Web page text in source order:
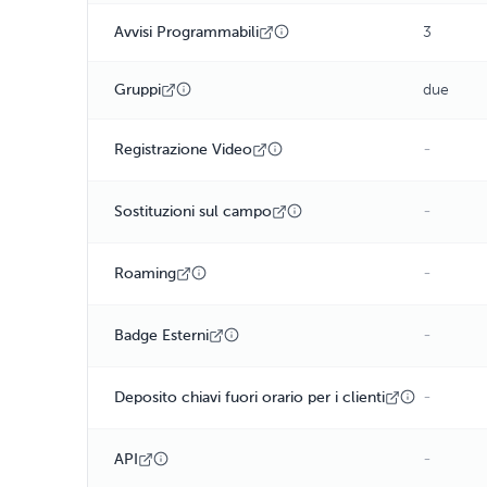
Avvisi Programmabili 3
Gruppi due
Registrazione Video -
Sostituzioni sul campo -
Roaming -
Badge Esterni -
Deposito chiavi fuori orario per i clienti -
API -